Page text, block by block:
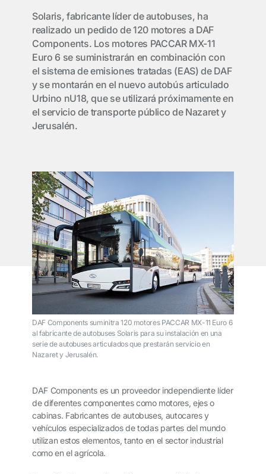
Solaris, fabricante líder de autobuses, ha
realizado un pedido de 120 motores a DAF
Components. Los motores PACCAR MX-11
Euro 6 se suministrarán en combinación con
el sistema de emisiones tratadas (EAS) de DAF
y se montarán en el nuevo autobús articulado
Urbino nU18, que se utilizará próximamente en
el servicio de transporte público de Nazaret y
Jerusalén.
DAF Components suminitra 120 motores PACCAR MX-11 Euro 6
al fabricante de autobuses Solaris para su instalación en una
serie de autobuses articulados que prestarán servicio en
Nazaret y Jerusalén.
DAF Components es un proveedor independiente líder
de diferentes componentes como motores, ejes o
cabinas. Fabricantes de autobuses, autocares y
vehículos especializados de todas partes del mundo
utilizan estos elementos, tanto en el sector industrial
como en el agrícola.